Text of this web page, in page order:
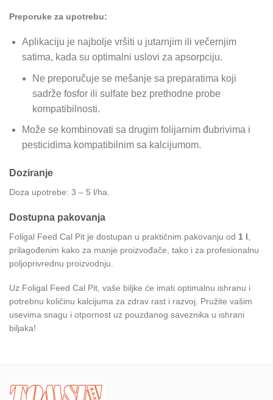
Preporuke za upotrebu:
Aplikaciju je najbolje vršiti u jutarnjim ili večernjim
satima, kada su optimalni uslovi za apsorpciju.
Ne preporučuje se mešanje sa preparatima koji
sadrže fosfor ili sulfate bez prethodne probe
kompatibilnosti.
Može se kombinovati sa drugim folijarnim đubrivima i
pesticidima kompatibilnim sa kalcijumom.
Doziranje
Doza upotrebe: 3 – 5 l/ha.
Dostupna pakovanja
Foligal Feed Cal Pit je dostupan u praktičnim pakovanju od 1 l,
prilagođenim kako za manje proizvođače, tako i za profesionalnu
poljoprivrednu proizvodnju.
Uz Foligal Feed Cal Pit, vaše biljke će imati optimalnu ishranu i
potrebnu količinu kalcijuma za zdrav rast i razvoj. Pružite vašim
usevima snagu i otpornost uz pouzdanog saveznika u ishrani
biljaka!